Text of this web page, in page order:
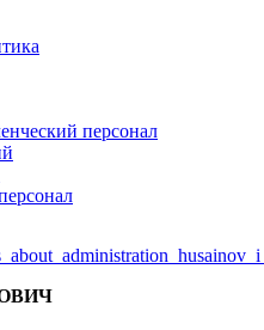
персонал